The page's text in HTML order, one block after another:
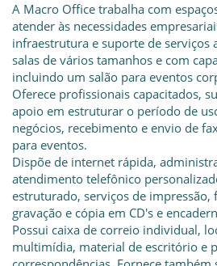
A Macro Office trabalha com
atender às necessidades
infraestrutura e suporte de serviços
salas de vários tamanhos e com
incluindo um salão para eventos
Oferece profissionais capacitados,
apoio em estruturar o período de
negócios, recebimento e envio de
para eventos.
Dispõe de internet rápida,
atendimento telefônico
estruturado, serviços de impressão,
gravação e cópia em CD's e
Possui caixa de correio individual,
multimídia, material de escritório e